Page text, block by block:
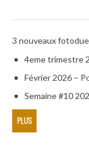
3 nouveaux
4eme trimestre
Février 2026 –
Semaine #10
PLUS